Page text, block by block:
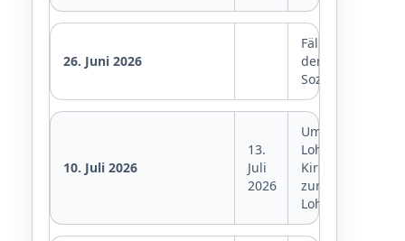
26. Juni 2026
Fälligkeit
der
10. Juli 2026
13.
Juli
2026
Umsatzsteuer,
Lohnsteuer,
Kirchensteuer
zur
Lohnsteuer